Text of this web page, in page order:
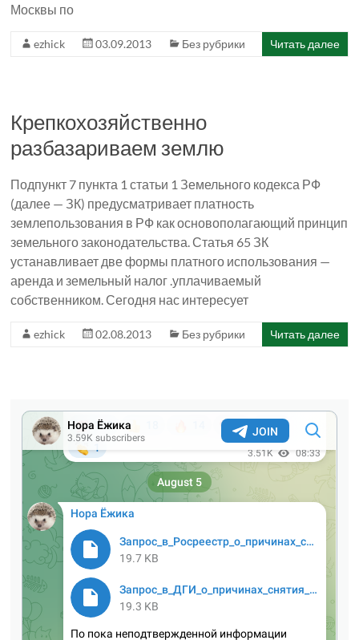
Москвы по
ezhick 03.09.2013 Без рубрики Читать далее
Крепкохозяйственно
разбазариваем землю
Подпункт 7 пункта 1 статьи 1 Земельного кодекса РФ
(далее — ЗК) предусматривает платность
землепользования в РФ как основополагающий принцип
земельного законодательства. Статья 65 ЗК
устанавливает две формы платного использования —
аренда и земельный налог .уплачиваемый
собственником. Сегодня нас интересует
ezhick 02.08.2013 Без рубрики Читать далее